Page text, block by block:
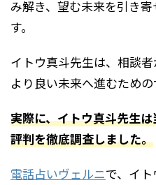
み解き、望む未来を引き
す。
イトウ真斗先生は、相談者
より良い未来へ進むための
実際に、イトウ真斗先生
評判を徹底調査しました。
電話占いヴェルニで、イ